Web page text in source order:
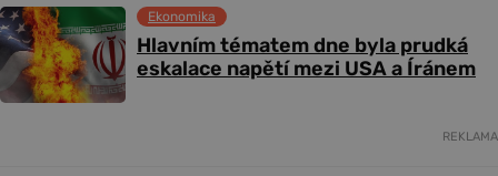
Hlavním tématem dne byla prudká
eskalace napětí mezi USA a Íránem
Ekonomika
REKLAMA